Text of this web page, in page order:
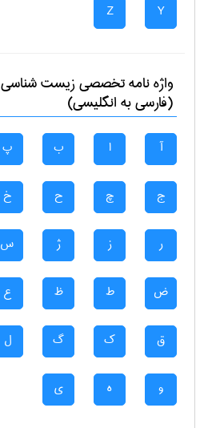
Y
Z
واژه نامه تخصصیزيست شناسی
(فارسی به انگلیسی)
آ ا ب پ
ج چ ح خ
ر ز ژ س
ض ط ظ ع
ق ک گ ل
و ه ی